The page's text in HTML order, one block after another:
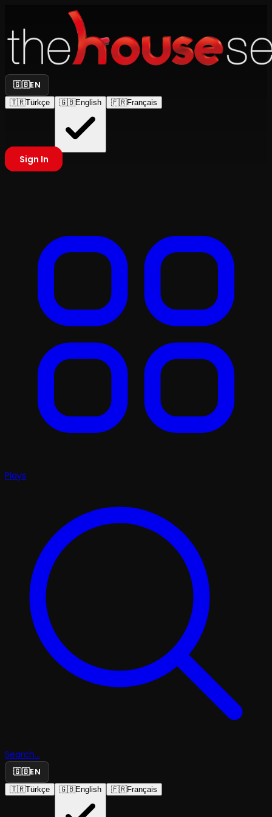
🇬🇧EN
🇹🇷Türkçe 🇬🇧English 🇫🇷Français
Sign In
Plays
Search...
🇬🇧EN
🇹🇷Türkçe 🇬🇧English 🇫🇷Français